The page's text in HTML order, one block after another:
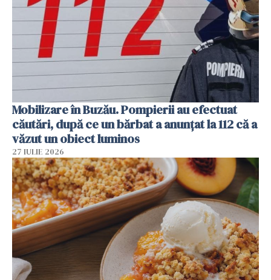
Mobilizare în Buzău. Pompierii au efectuat
căutări, după ce un bărbat a anunțat la 112 că a
văzut un obiect luminos
27 IULIE 2026